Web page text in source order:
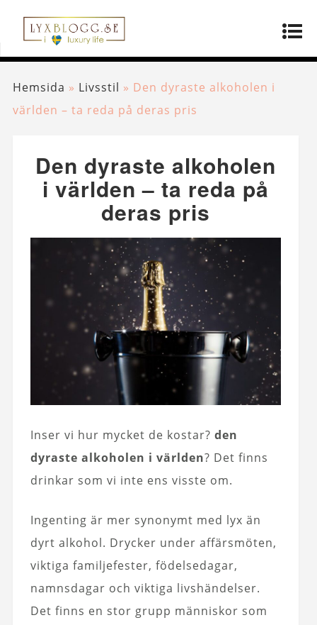
Hemsida » Livsstil » Den dyraste alkoholen i
världen – ta reda på deras pris
Den dyraste alkoholen
i världen – ta reda på
deras pris
Inser vi hur mycket de kostar? den
dyraste alkoholen i världen? Det finns
drinkar som vi inte ens visste om.
Ingenting är mer synonymt med lyx än
dyrt alkohol. Drycker under affärsmöten,
viktiga familjefester, födelsedagar,
namnsdagar och viktiga livshändelser.
Det finns en stor grupp människor som